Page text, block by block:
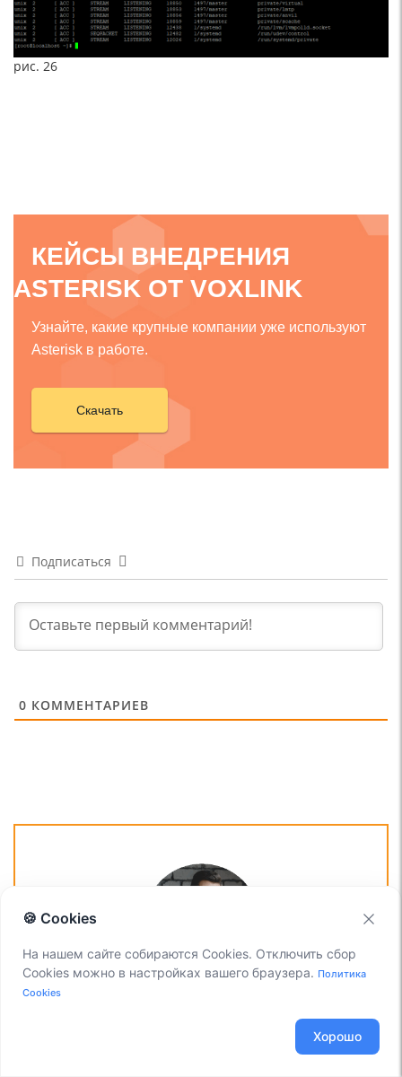
рис. 26
КЕЙСЫ ВНЕДРЕНИЯ
ASTERISK ОТ VOXLINK
Узнайте, какие крупные компании уже используют
Asterisk в работе.
Скачать
Подписаться
0 КОММЕНТАРИЕВ
ОСТАЛИСЬ ВОПРОСЫ?
, менеджер компании Voxlink. Хотите
уточнить детали или готовы оставить заявку? Укажите
🍪 Cookies
На нашем сайте собираются Cookies. Отключить сбор
Cookies можно в настройках вашего браузера. Политика
Cookies
Хорошо